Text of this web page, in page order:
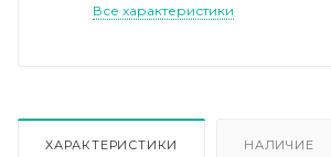
Все характеристики
ХАРАКТЕРИСТИКИ НАЛИЧИЕ